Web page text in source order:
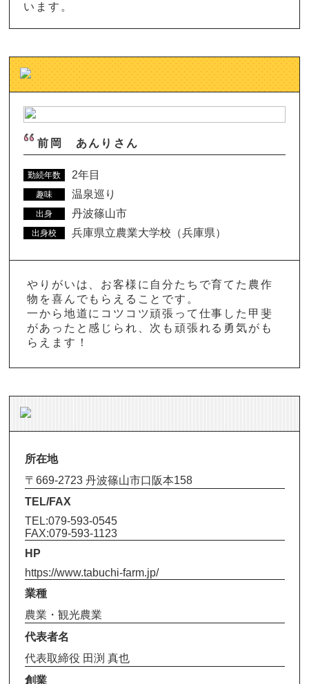
います。
前岡 あんりさん
勤続年数 2年目
趣味 温泉巡り
出身 丹波篠山市
出身校 兵庫県立農業大学校（兵庫県）
やりがいは、お客様に自分たちで育てた農作
物を喜んでもらえることです。
一から地道にコツコツ頑張って仕事した甲斐
があったと感じられ、次も頑張れる勇気がも
らえます！
所在地
〒669-2723 丹波篠山市口阪本158
TEL/FAX
TEL:079-593-0545
FAX:079-593-1123
HP
https://www.tabuchi-farm.jp/
業種
農業・観光農業
代表者名
代表取締役 田渕 真也
創業